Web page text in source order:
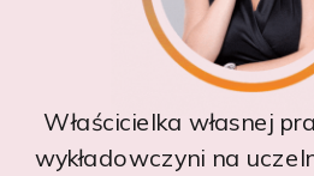
Właścicielka własnej
wykładowczyni na